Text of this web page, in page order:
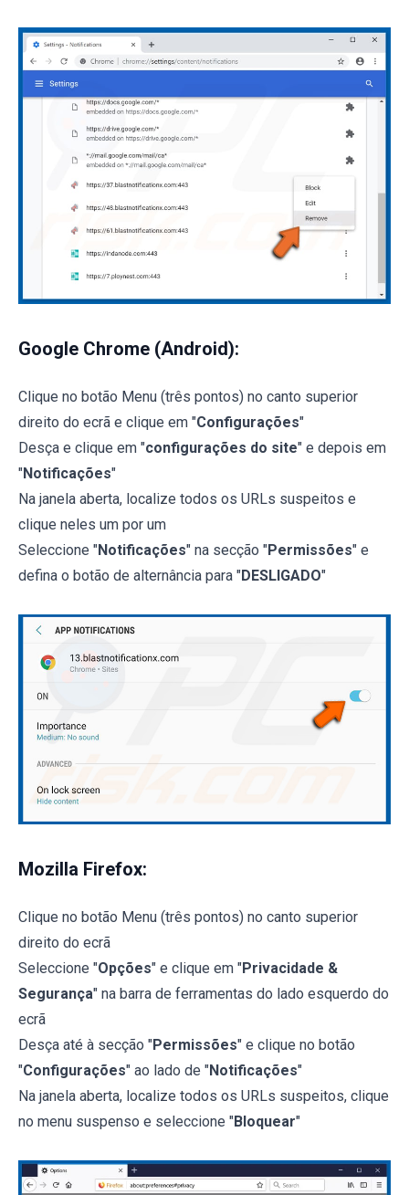
Google Chrome (Android):
Clique no botão Menu (três pontos) no canto superior
direito do ecrã e clique em "Configurações"
Desça e clique em "configurações do site" e depois em
"Notificações"
Na janela aberta, localize todos os URLs suspeitos e
clique neles um por um
Seleccione "Notificações" na secção "Permissões" e
defina o botão de alternância para "DESLIGADO"
Mozilla Firefox:
Clique no botão Menu (três pontos) no canto superior
direito do ecrã
Seleccione "Opções" e clique em "Privacidade &
Segurança" na barra de ferramentas do lado esquerdo do
ecrã
Desça até à secção "Permissões" e clique no botão
"Configurações" ao lado de "Notificações"
Na janela aberta, localize todos os URLs suspeitos, clique
no menu suspenso e seleccione "Bloquear"